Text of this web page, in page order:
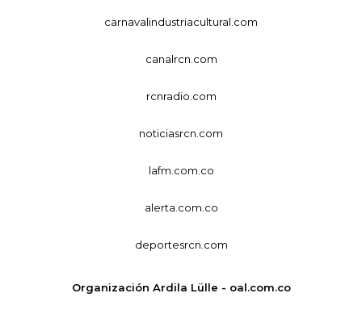
carnavalindustriacultural.com
canalrcn.com
rcnradio.com
noticiasrcn.com
lafm.com.co
alerta.com.co
deportesrcn.com
Organización Ardila Lülle - oal.com.co